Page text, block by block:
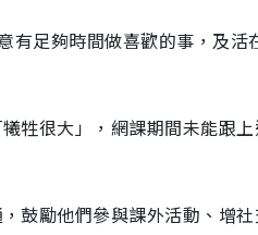
足夠時間做喜歡的事，及
牲很大」，網課期間未能跟
鼓勵他們參與課外活動、增